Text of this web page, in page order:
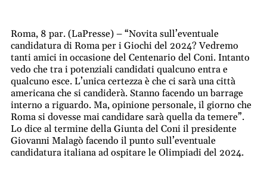
Roma, 8 par. (LaPresse) – “Novita sull’eventuale
candidatura di Roma per i Giochi del 2024? Vedremo
tanti amici in occasione del Centenario del Coni. Intanto
vedo che tra i potenziali candidati qualcuno entra e
qualcuno esce. L’unica certezza è che ci sarà una città
americana che si candiderà. Stanno facendo un barrage
interno a riguardo. Ma, opinione personale, il giorno che
Roma si dovesse mai candidare sarà quella da temere”.
Lo dice al termine della Giunta del Coni il presidente
Giovanni Malagò facendo il punto sull’eventuale
candidatura italiana ad ospitare le Olimpiadi del 2024.